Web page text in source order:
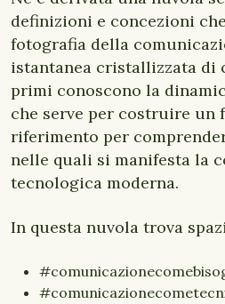
definizioni e concezioni
fotografia della
istantanea cristallizzata
primi conoscono la
che serve per costruire un
riferimento per
nelle quali si manifesta la
tecnologica moderna.
In questa nuvola trova